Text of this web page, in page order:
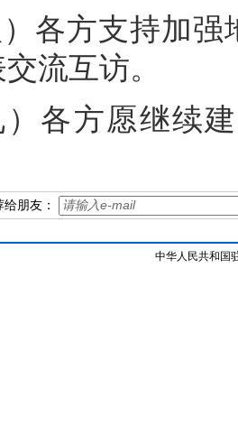
）各方支持加
流互访。
）各方愿继续
给朋友：
中华人民共和国